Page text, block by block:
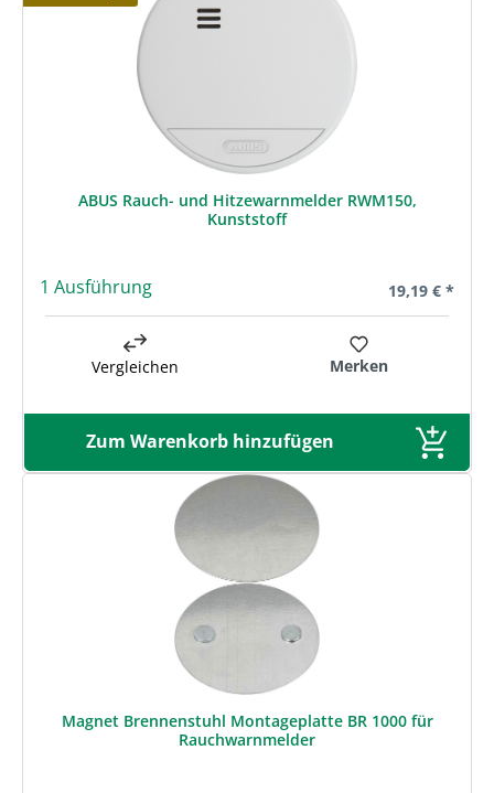
ABUS Rauch- und Hitzewarnmelder RWM150,
Kunststoff
1 Ausführung Regulärer
19,19 € *
Vergleichen Merken
Zum Warenkorb hinzufügen
Magnet Brennenstuhl Montageplatte BR 1000 für
Rauchwarnmelder